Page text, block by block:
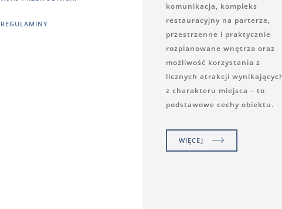
REGULAMINY
komunikacja, kompleks
restauracyjny na parterze,
przestrzenne i praktycznie
rozplanowane wnętrza oraz
możliwość korzystania z
licznych atrakcji
z charakteru miejsca – to
podstawowe cechy obiektu.
WIĘCEJ